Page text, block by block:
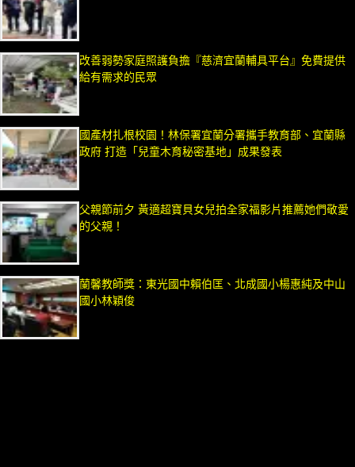
改善弱勢家庭照護負擔『慈濟宜蘭輔具平台』免費提供
給有需求的民眾
國產材扎根校園！林保署宜蘭分署攜手教育部、宜蘭縣
政府 打造「兒童木育秘密基地」成果發表
父親節前夕 黃適超寶貝女兒拍全家福影片推薦她們敬愛
的父親！
蘭馨教師獎：東光國中賴伯匡、北成國小楊惠純及中山
國小林穎俊